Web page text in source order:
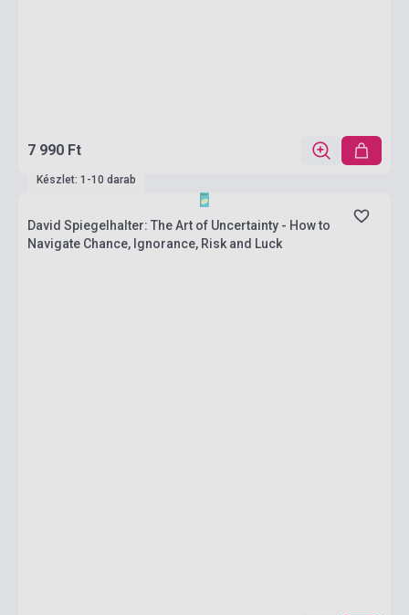
7 990 Ft
Készlet: 1-10 darab
David Spiegelhalter: The Art of Uncertainty - How to
Navigate Chance, Ignorance, Risk and Luck